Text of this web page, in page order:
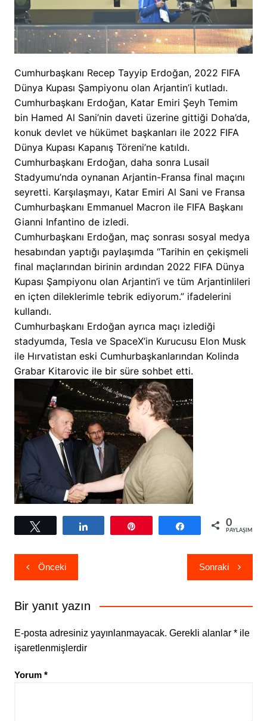
Cumhurbaşkanı Recep Tayyip Erdoğan, 2022 FIFA
Dünya Kupası Şampiyonu olan Arjantin’i kutladı.
Cumhurbaşkanı Erdoğan, Katar Emiri Şeyh Temim
bin Hamed Al Sani’nin daveti üzerine gittiği Doha’da,
konuk devlet ve hükümet başkanları ile 2022 FIFA
Dünya Kupası Kapanış Töreni’ne katıldı.
Cumhurbaşkanı Erdoğan, daha sonra Lusail
Stadyumu’nda oynanan Arjantin-Fransa final maçını
seyretti. Karşılaşmayı, Katar Emiri Al Sani ve Fransa
Cumhurbaşkanı Emmanuel Macron ile FIFA Başkanı
Gianni Infantino de izledi.
Cumhurbaşkanı Erdoğan, maç sonrası sosyal medya
hesabından yaptığı paylaşımda “Tarihin en çekişmeli
final maçlarından birinin ardından 2022 FIFA Dünya
Kupası Şampiyonu olan Arjantin’i ve tüm Arjantinlileri
en içten dileklerimle tebrik ediyorum.” ifadelerini
kullandı.
Cumhurbaşkanı Erdoğan ayrıca maçı izlediği
stadyumda, Tesla ve SpaceX’in Kurucusu Elon Musk
ile Hırvatistan eski Cumhurbaşkanlarından Kolinda
Grabar Kitarovic ile bir süre sohbet etti.
Paylaş 0
PAYLAŞIMLAR
Yazı
gezinmesi
Önceki Sonraki
Bir yanıt yazın
E-posta adresiniz yayınlanmayacak. Gerekli alanlar *ile
işaretlenmişlerdir
Yorum *